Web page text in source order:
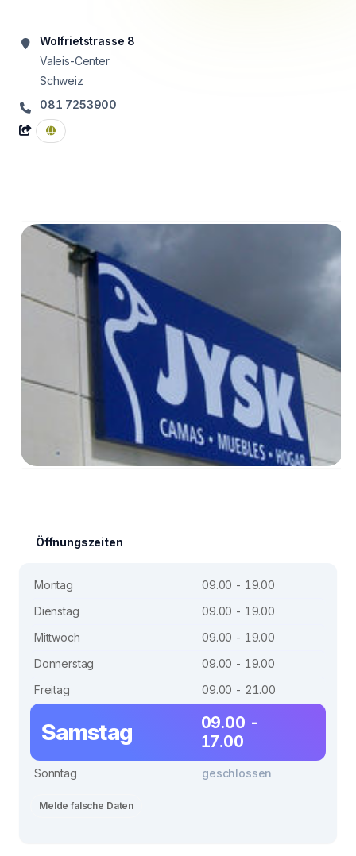
Wolfrietstrasse 8
Valeis-Center
Schweiz
081 7253900
Öffnungszeiten
Montag
09.00 - 19.00
Dienstag
09.00 - 19.00
Mittwoch
09.00 - 19.00
Donnerstag
09.00 - 19.00
Freitag
09.00 - 21.00
Samstag
09.00 -
17.00
Sonntag geschlossen
Melde falsche Daten